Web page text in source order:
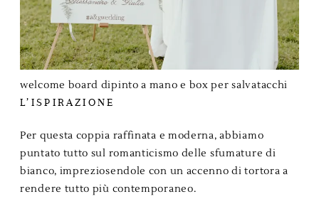
welcome board dipinto a mano e box per salvatacchi
L’ISPIRAZIONE
Per questa coppia raffinata e moderna, abbiamo
puntato tutto sul romanticismo delle sfumature di
bianco, impreziosendole con un accenno di tortora a
rendere tutto più contemporaneo.